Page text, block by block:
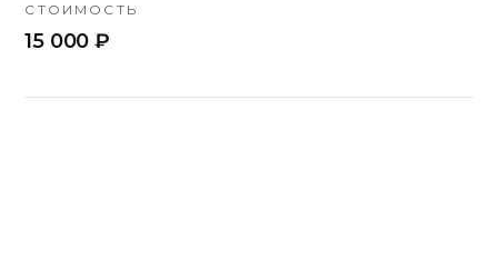
СТОИМОСТЬ
15 000 ₽